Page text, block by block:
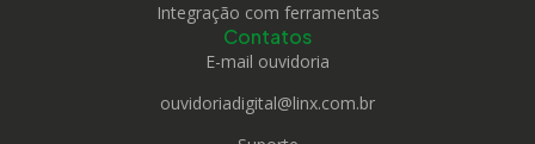
Integração com ferramentas
Contatos
E-mail ouvidoria
ouvidoriadigital@linx.com.br